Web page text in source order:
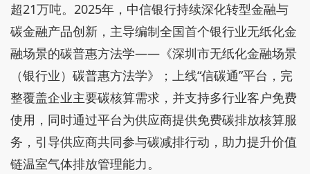
超21万吨。2025年，中信银行持续深化转型金融与
碳金融产品创新，主导编制全国首个银行业无纸化金
融场景的碳普惠方法学——《深圳市无纸化金融场景
（银行业）碳普惠方法学》；上线“信碳通”平台，完
整覆盖企业主要碳核算需求，并支持多行业客户免费
使用，同时通过平台为供应商提供免费碳排放核算服
务，引导供应商共同参与碳减排行动，助力提升价值
链温室气体排放管理能力。